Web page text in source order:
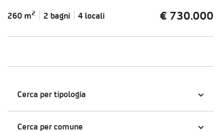
260 m2 2 bagni 4 locali € 730.000
Cerca per tipologia
Cerca per comune